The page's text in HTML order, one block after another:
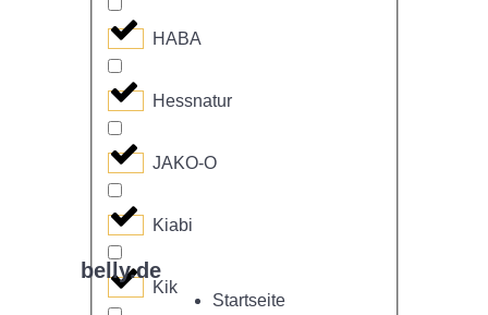
HABA
Hessnatur
JAKO-O
Kiabi
Kik
belly.de
Startseite